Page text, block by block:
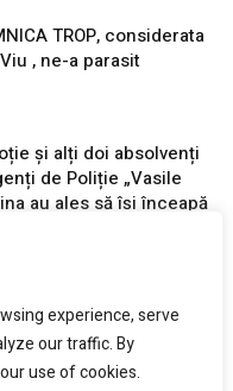
experience, serve
our traffic. By
use of cookies.
TROP, considerata
, ne-a parasit
și alți doi absolvenți
de Poliție „Vasile
au ales să își înceapă
la Drobeta-Turnu